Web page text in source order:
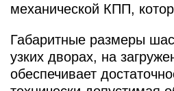
механической КПП,
Габаритные размеры
узких дворах, на
обеспечивает